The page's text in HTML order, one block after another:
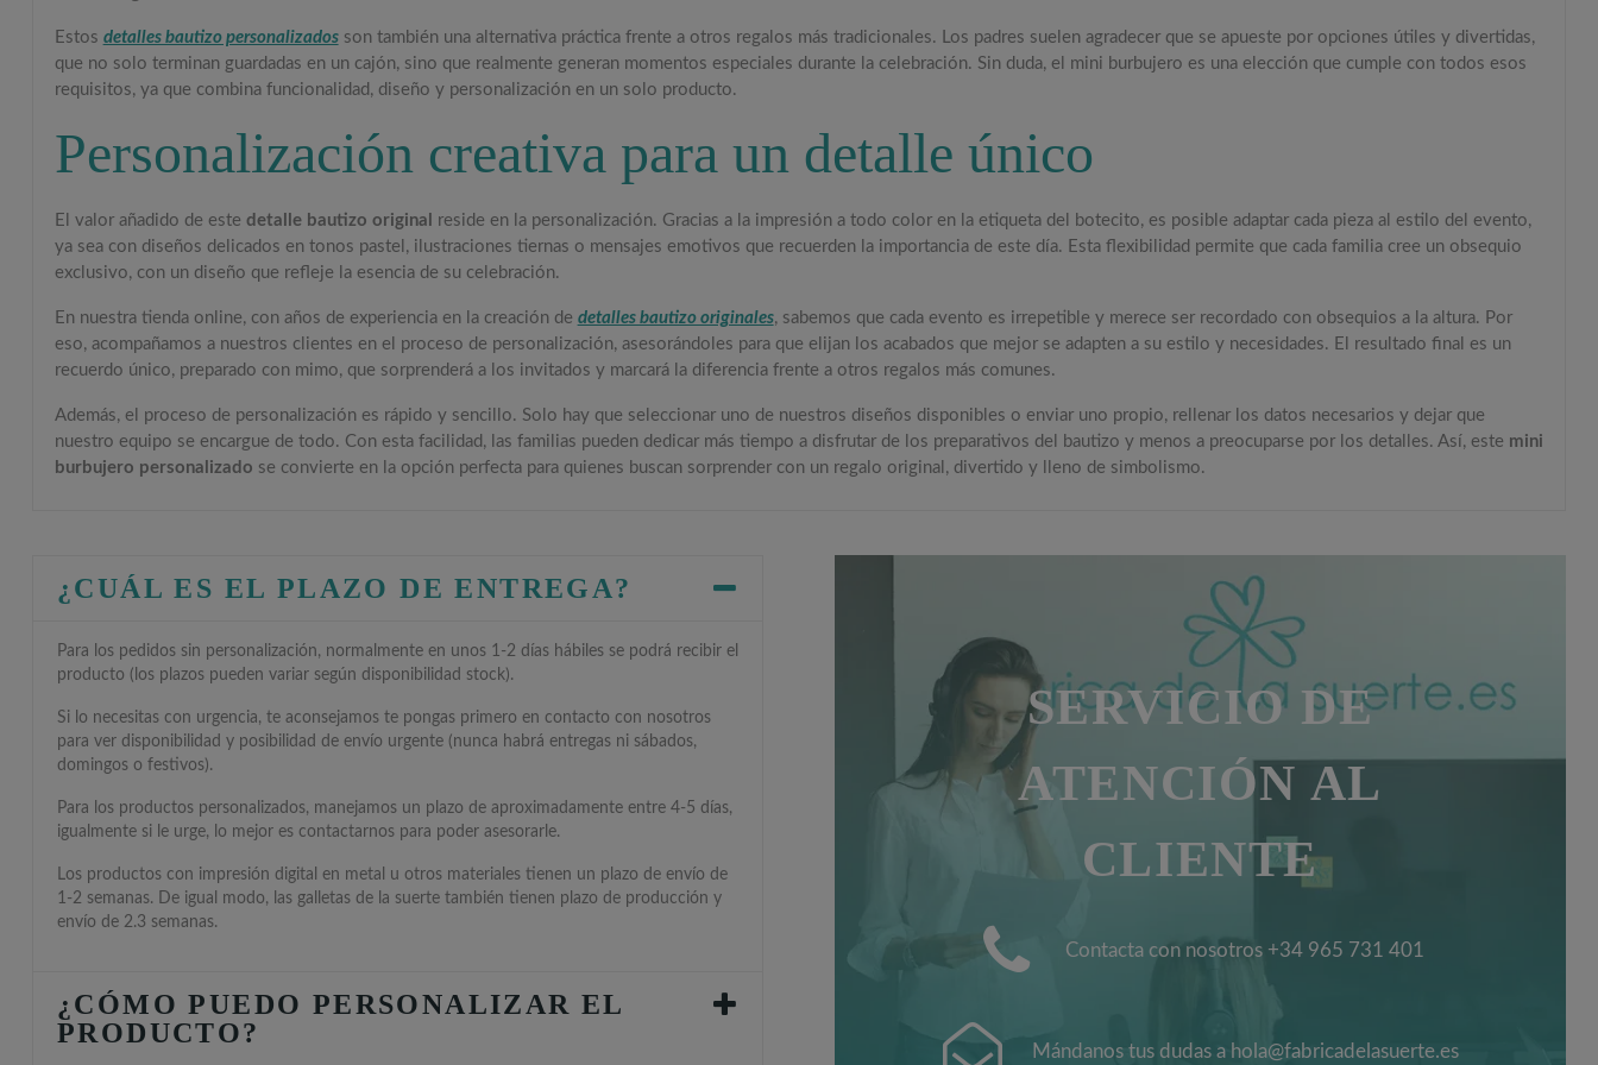
Estos detalles bautizo personalizadosson también una alternativa práctica frente a otros regalos más tradicionales. Los padres suelen agradecer que se apueste por opciones útiles y divertidas,
que no solo terminan guardadas en un cajón, sino que realmente generan momentos especiales durante la celebración. Sin duda, el mini burbujero es una elección que cumple con todos esos
requisitos, ya que combina funcionalidad, diseño y personalización en un solo producto.
Personalización creativa para un detalle único
El valor añadido de este detalle bautizo original
reside en la personalización. Gracias a la impresión a todo color en la etiqueta del botecito, es posible adaptar cada pieza al estilo del evento,
ya sea con diseños delicados en tonos pastel, ilustraciones tiernas o mensajes emotivos que recuerden la importancia de este día. Esta flexibilidad permite que cada familia cree un obsequio
exclusivo, con un diseño que refleje la esencia de su celebración.
En nuestra tienda online, con años de experiencia en la creación de detalles bautizo originales, sabemos que cada evento es irrepetible y merece ser recordado con obsequios a la altura. Por
eso, acompañamos a nuestros clientes en el proceso de personalización, asesorándoles para que elijan los acabados que mejor se adapten a su estilo y necesidades. El resultado final es un
recuerdo único, preparado con mimo, que sorprenderá a los invitados y marcará la diferencia frente a otros regalos más comunes.
Además, el proceso de personalización es rápido y sencillo. Solo hay que seleccionar uno de nuestros diseños disponibles o enviar uno propio, rellenar los datos necesarios y dejar que
nuestro equipo se encargue de todo. Con esta facilidad, las familias pueden dedicar más tiempo a disfrutar de los preparativos del bautizo y menos a preocuparse por los detalles. Así, este mini
burbujero personalizado se convierte en la opción perfecta para quienes buscan sorprender con un regalo original, divertido y lleno de simbolismo.
¿CUÁL ES EL PLAZO DE ENTREGA?
Para los pedidos sin personalización, normalmente en unos 1-2 días hábiles se podrá recibir el
producto (los plazos pueden variar según disponibilidad stock).
Si lo necesitas con urgencia, te aconsejamos te pongas primero en contacto con nosotros
para ver disponibilidad y posibilidad de envío urgente (nunca habrá entregas ni sábados,
domingos o festivos).
Para los productos personalizados, manejamos un plazo de aproximadamente entre 4-5 días,
igualmente si le urge, lo mejor es contactarnos para poder asesorarle.
Los productos con impresión digital en metal u otros materiales tienen un plazo de envío de
1-2 semanas. De igual modo, las galletas de la suerte también tienen plazo de producción y
envío de 2.3 semanas.
¿CÓMO PUEDO PERSONALIZAR EL
PRODUCTO?
SERVICIO DE
ATENCIÓN AL
CLIENTE
Contacta con nosotros +34 965 731 401
Mándanos tus dudas a hola@fabricadelasuerte.es